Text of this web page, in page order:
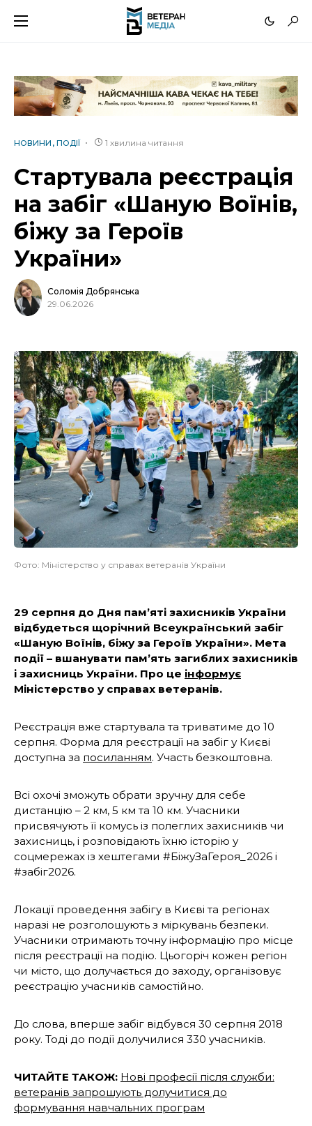
НОВИНИ ПОДІЇ 1 хвилина читання
Стартувала реєстрація
на забіг «Шаную Воїнів,
біжу за Героїв
України»
Соломія Добрянська
29.06.2026
Фото: Міністерство у справах ветеранів України
29 серпня до Дня пам’яті захисників України
відбудеться щорічний Всеукраїнський забіг
«Шаную Воїнів, біжу за Героїв України». Мета
події – вшанувати пам’ять загиблих захисників
і захисниць України. Про це інформує
Міністерство у справах ветеранів.
Реєстрація вже стартувала та триватиме до 10
серпня. Форма для реєстрації на забіг у Києві
доступна за посиланням. Участь безкоштовна.
Всі охочі зможуть обрати зручну для себе
дистанцію – 2 км, 5 км та 10 км. Учасники
присвячують її комусь із полеглих захисників чи
захисниць, і розповідають їхню історію у
соцмережах із хештегами #БіжуЗаГероя_2026 і
#забіг2026.
Локації проведення забігу в Києві та регіонах
наразі не розголошують з міркувань безпеки.
Учасники отримають точну інформацію про місце
після реєстрації на подію. Цьогоріч кожен регіон
чи місто, що долучається до заходу, організовує
реєстрацію учасників самостійно.
До слова, вперше забіг відбувся 30 серпня 2018
року. Тоді до події долучилися 330 учасників.
ЧИТАЙТЕ ТАКОЖ: Нові професії після служби:
ветеранів запрошують долучитися до
формування навчальних програм